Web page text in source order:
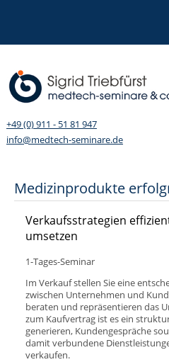
+49 (0) 911 - 51 81 947
info@medtech-seminare.de
Medizinprodukte
Verkaufsstrategien
umsetzen
1-Tages-Seminar
Im Verkauf stellen Sie eine
zwischen Unternehmen und
beraten und repräsentieren das
zum Kaufvertrag ist es ein
generieren, Kundengespräche
damit verbundene
verkaufen.